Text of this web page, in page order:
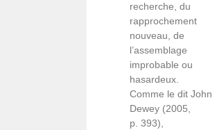
recherche, du
rapprochement
nouveau, de
l’assemblage
improbable ou
hasardeux.
Comme le dit John
Dewey (2005,
p. 393),